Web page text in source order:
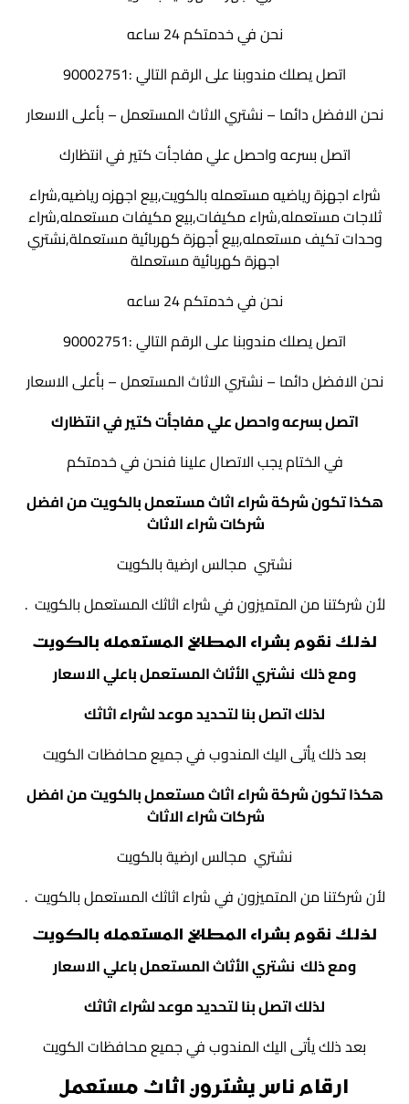
نحن في خدمتكم 24 ساعه
اتصل يصلك مندوبنا على الرقم التالي :90002751
نحن الافضل دائما – نشتري الاثاث المستعمل – بأعلى الاسعار
اتصل بسرعه واحصل علي مفاجأت كتير في انتظارك
شراء اجهزة رياضيه مستعمله بالكويت,بيع اجهزه رياضيه,شراء
ثلاجات مستعمله,شراء مكيفات,بيع مكيفات مستعمله,شراء
وحدات تكيف مستعمله,بيع أجهزة كهربائية مستعملة,نشتري
اجهزة كهربائية مستعملة
نحن في خدمتكم 24 ساعه
اتصل يصلك مندوبنا على الرقم التالي :90002751
نحن الافضل دائما – نشتري الاثاث المستعمل – بأعلى الاسعار
اتصل بسرعه واحصل علي مفاجأت كتير في انتظارك
في الختام يجب الاتصال علينا فنحن في خدمتكم
هكذا تكونشركة شراء اثاث مستعمل بالكويتمن افضل
شركات شراء الاثاث
نشتري مجالس ارضية بالكويت
لأن شركتنا من المتميزون في شراء اثاثك المستعمل بالكويت .
لذلك نقوم بشراء المطابخ المستعمله بالكويت
ومع ذلك نشتري الأثاث المستعمل باعلي الاسعار
لذلك اتصل بنا لتحديد موعد لشراء اثاثك
بعد ذلك يأتى اليك المندوب في جميع محافظات الكويت
هكذا تكون شركة شراء اثاث مستعمل بالكويت من افضل
شركات شراء الاثاث
نشتري مجالس ارضية بالكويت
لأن شركتنا من المتميزون في شراء اثاثك المستعمل بالكويت .
لذلك نقوم بشراء المطابخ المستعمله بالكويت
ومع ذلك نشتري الأثاث المستعمل باعلي الاسعار
لذلك اتصل بنا لتحديد موعد لشراء اثاثك
بعد ذلك يأتى اليك المندوب في جميع محافظات الكويت
ارقام ناس يشترون اثاث مستعمل